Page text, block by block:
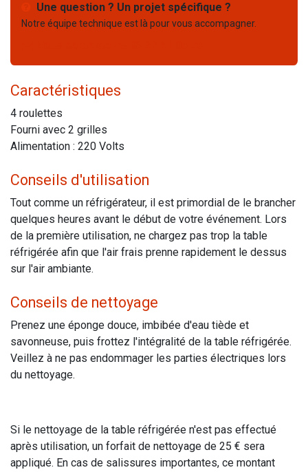
Une question ? Un projet spécifique ?
Notre équipe technique est là pour vous accompagner.
Caractéristiques
4 roulettes
Fourni avec 2 grilles
Alimentation : 220 Volts
Conseils d'utilisation
Tout comme un réfrigérateur, il est primordial de le brancher
quelques heures avant le début de votre événement. Lors
de la première utilisation, ne chargez pas trop la table
réfrigérée afin que l'air frais prenne rapidement le dessus
sur l'air ambiante.
Conseils de nettoyage
Prenez une éponge douce, imbibée d'eau tiède et
savonneuse, puis frottez l'intégralité de la table réfrigérée.
Veillez à ne pas endommager les parties électriques lors
du nettoyage.
Si le nettoyage de la table réfrigérée n'est pas effectué
après utilisation, un forfait de nettoyage de 25 € sera
appliqué. En cas de salissures importantes, ce montant